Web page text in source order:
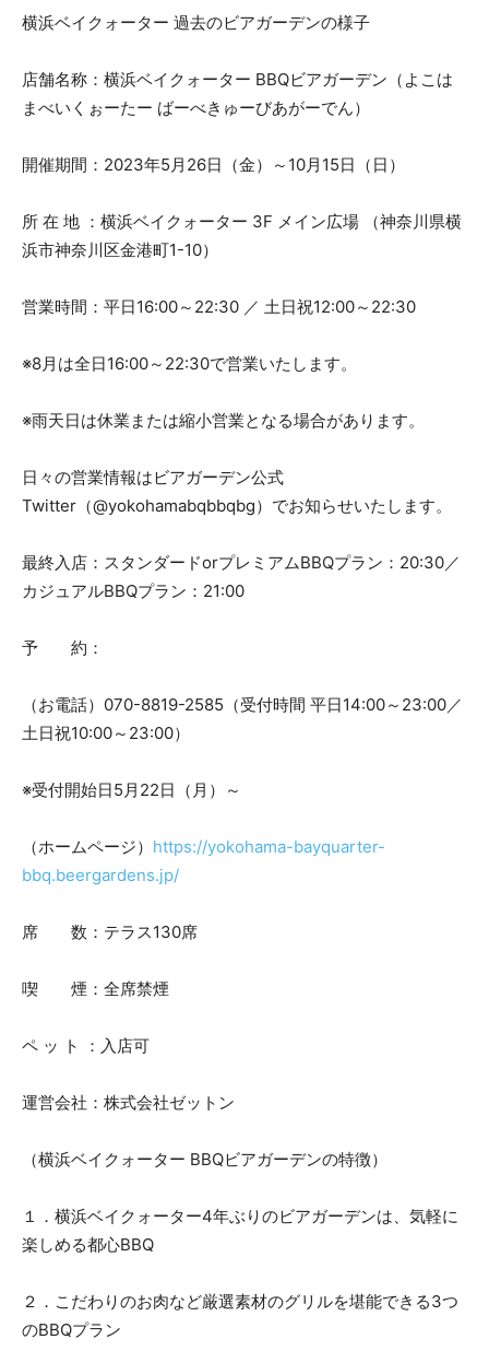
横浜ベイクォーター 過去のビアガーデンの様子
店舗名称：横浜ベイクォーター BBQビアガーデン（よこは
まべいくぉーたー ばーべきゅーびあがーでん）
開催期間：2023年5月26日（金）～10月15日（日）
所 在 地 ：横浜ベイクォーター 3F メイン広場 （神奈川県横
浜市神奈川区金港町1-10）
営業時間：平日16:00～22:30 ／ 土日祝12:00～22:30
※8月は全日16:00～22:30で営業いたします。
※雨天日は休業または縮小営業となる場合があります。
日々の営業情報はビアガーデン公式
Twitter（@yokohamabqbbqbg）でお知らせいたします。
最終入店：スタンダードorプレミアムBBQプラン：20:30／
カジュアルBBQプラン：21:00
予 約：
（お電話）070-8819-2585（受付時間 平日14:00～23:00／
土日祝10:00～23:00）
※受付開始日5月22日（月）～
（ホームページ） https://yokohama-bayquarter-
bbq.beergardens.jp/
席 数：テラス130席
喫 煙：全席禁煙
ペ ッ ト ：入店可
運営会社：株式会社ゼットン
（横浜ベイクォーター BBQビアガーデンの特徴）
１．横浜ベイクォーター4年ぶりのビアガーデンは、気軽に
楽しめる都心BBQ
２．こだわりのお肉など厳選素材のグリルを堪能できる3つ
のBBQプラン